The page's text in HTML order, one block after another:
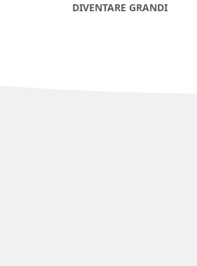
DIVENTARE GRANDI